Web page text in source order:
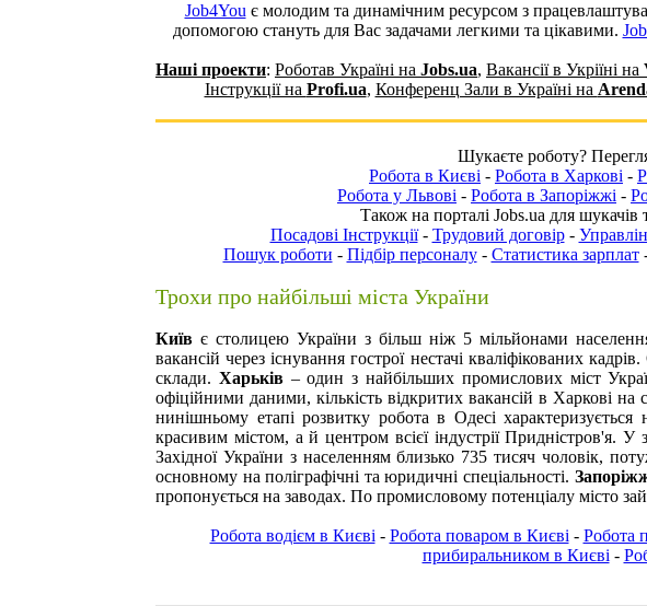
Job4You є молодим та динамічним ресурсом з
допомогою стануть для Вас задачами легкими та цікавими.
Наші проекти: Роботав Україні на Jobs.ua, Вакансії в Укріїні на
Інструкції на Profi.ua, Конференц Зали в Україні на
Шукаєте роботу?
Робота в Києві - Робота в Харкові -
Робота у Львові - Робота в Запоріжжі -
Також на порталі Jobs.ua для шукачів
Посадові Інструкції- Трудовий договір-
Пошук роботи - Підбір персоналу- Статистика зарплат
Трохи про найбільші міста України
Київ є столицею України з більш ніж 5 мільйонами
вакансій через існування гострої нестачі кваліфікованих
склади. Харьків– один з найбільших промислових міст
офіційними даними, кількість відкритих вакансій в Харкові
нинішньому етапі розвитку робота в Одесі характеризується
красивим містом, а й центром всієї індустрії Придністров'я.
Західної України з населенням близько 735 тисяч чоловік,
основному на поліграфічні та юридичні спеціальності.
пропонується на заводах. По промисловому потенціалу місто
Робота водієм в Києві - Робота поваром в Києві - Робота
прибиральником в Києві -